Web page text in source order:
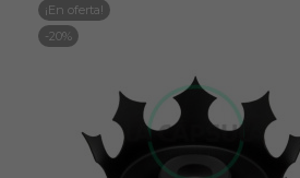
¡En oferta!
-20%